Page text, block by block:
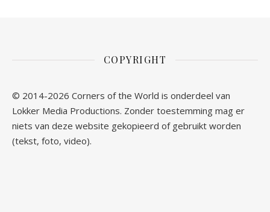
COPYRIGHT
© 2014-2026 Corners of the World is onderdeel van
Lokker Media Productions. Zonder toestemming mag er
niets van deze website gekopieerd of gebruikt worden
(tekst, foto, video).